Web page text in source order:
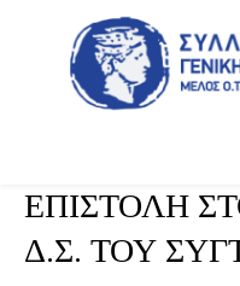
ΕΠΙΣΤΟΛΗ
Δ.Σ. ΤΟΥ